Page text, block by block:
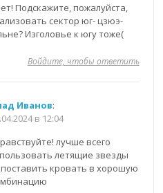
Подскажите, пожалуйста,
сектор юг- цзюэ-
Изголовье к югу тоже(
Войдите, чтобы ответить
Иванов:
в 12:04
лучше всего
летящие звезды
кровать в хорошую